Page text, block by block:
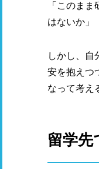
「このま
はないか」
しかし、自
安を抱えつ
なって考え
留学